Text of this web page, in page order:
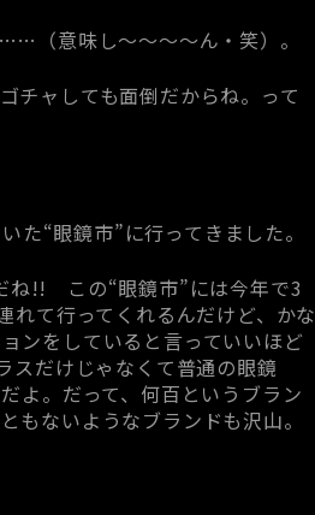
（意味し～～～～ん・笑）。
チャしても面倒だからね。って
た“眼鏡市”に行ってきました。
ね!! この“眼鏡市”には今年で3
て行ってくれるんだけど、かな
ンをしていると言っていいほど
だけじゃなくて普通の眼鏡
よ。だって、何百というブラン
もないようなブランドも沢山。